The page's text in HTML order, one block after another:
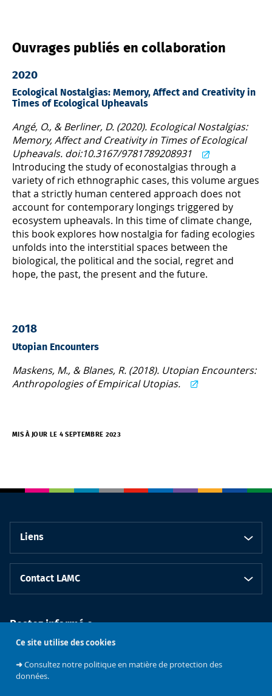
Ce site utilise des cookies
➜Consultez notre politique en matière de protection des
données.
Ouvrages publiés en collaboration
2020
Ecological Nostalgias: Memory, Affect and Creativity in
Times of Ecological Upheavals
Angé, O., & Berliner, D. (2020). Ecological Nostalgias:
Memory, Affect and Creativity in Times of Ecological
Upheavals. doi:10.3167/9781789208931
Introducing the study of econostalgias through a
variety of rich ethnographic cases, this volume argues
that a strictly human centered approach does not
account for contemporary longings triggered by
ecosystem upheavals. In this time of climate change,
this book explores how nostalgia for fading ecologies
unfolds into the interstitial spaces between the
biological, the political and the social, regret and
hope, the past, the present and the future.
2018
Utopian Encounters
Maskens, M., & Blanes, R. (2018). Utopian Encounters:
Anthropologies of Empirical Utopias.
MIS À JOUR LE 4 SEPTEMBRE 2023
Liens
Contact LAMC
Restez informé.e